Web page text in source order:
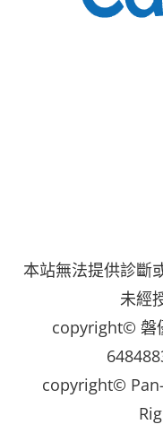
本站無法提供診斷
未經
copyright© 磐
copyright©